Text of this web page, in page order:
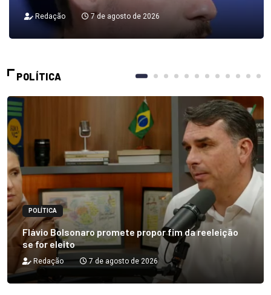
Redação 7 de agosto de 2026
POLÍTICA
POLÍTICA
Flávio Bolsonaro promete propor fim da reeleição
se for eleito
Redação 7 de agosto de 2026